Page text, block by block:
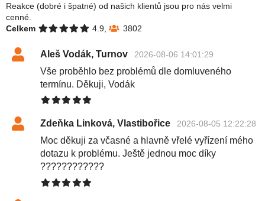
Reakce (dobré i špatné) od našich klientů jsou pro nás velmi
cenné.
Celkem
4.9, 3802
Aleš Vodák, Turnov 2026-08-06 14:01:29
Vše proběhlo bez problémů dle domluveného
termínu. Děkuji, Vodák
Zdeňka Linková, Vlastibořice 2026-08-05 12:22:28
Moc děkuji za včasné a hlavně vřelé vyřízení mého
dotazu k problému. Ještě jednou moc díky
????????????